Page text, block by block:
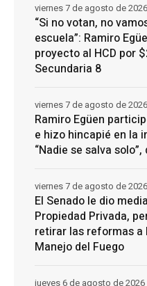
“Si no votan, no
escuela”: Ramiro
proyecto al HCD por
Secundaria 8
viernes 7 de agosto de 2026
Ramiro Egüen
e hizo hincapié en la
“Nadie se salva solo”,
viernes 7 de agosto de 2026
El Senado le dio
Propiedad Privada,
retirar las reformas a
Manejo del Fuego
viernes 7 de agosto de 2026
jueves 6 de agosto de 2026